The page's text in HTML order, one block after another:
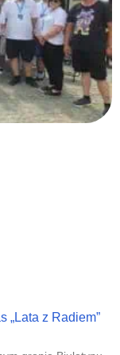
„Lata z Radiem”